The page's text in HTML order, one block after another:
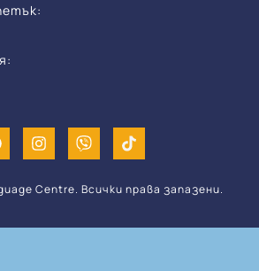
Centre. Всички права запазени.